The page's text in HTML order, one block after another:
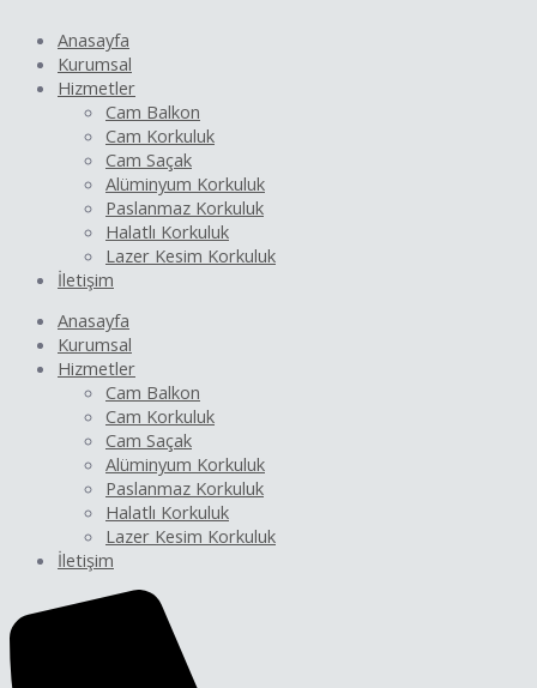
Anasayfa
Kurumsal
Hizmetler
Cam Balkon
Cam Korkuluk
Cam Saçak
Alüminyum Korkuluk
Paslanmaz Korkuluk
Halatlı Korkuluk
Lazer Kesim Korkuluk
İletişim
Anasayfa
Kurumsal
Hizmetler
Cam Balkon
Cam Korkuluk
Cam Saçak
Alüminyum Korkuluk
Paslanmaz Korkuluk
Halatlı Korkuluk
Lazer Kesim Korkuluk
İletişim